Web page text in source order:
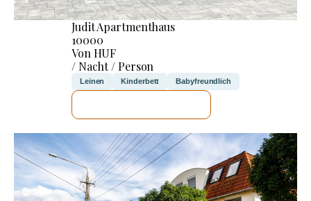
Judit Apartmenthaus
10000
Von HUF
/ Nacht / Person
Leinen Kinderbett Babyfreundlich